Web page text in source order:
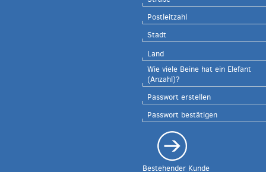
Postleitzahl
Stadt
Land
Wie viele Beine hat ein Elefant
(Anzahl)?
Passwort erstellen
Passwort bestätigen
Bestehender Kunde